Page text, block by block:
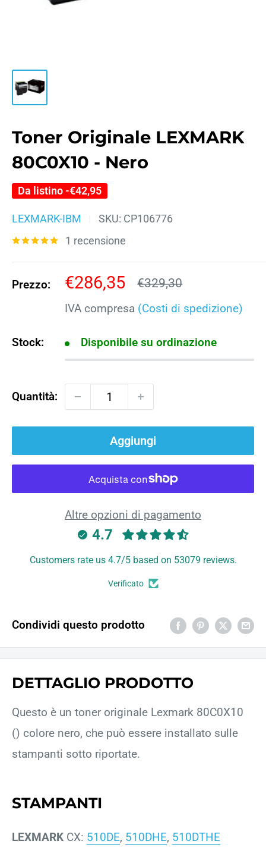
Toner Originale LEXMARK
80C0X10 - Nero
Da listino -€42,95
LEXMARK-IBM SKU: CP106776
1 recensione
Prezzo:
Prezzo
scontato
€286,35 Prezzo
€329,30
IVA compresa (Costi di spedizione)
Stock: Disponibile su ordinazione
Quantità:
Aggiungi
Altre opzioni di pagamento
4.7
Customers rate us 4.7/5 based on 53079 reviews.
Verificato
Condividi questo prodotto
DETTAGLIO PRODOTTO
Questo è un toner originale Lexmark 80C0X10
() colore nero, che può essere installato sulle
stampanti sotto riportate.
STAMPANTI
LEXMARK CX: 510DE, 510DHE, 510DTHE